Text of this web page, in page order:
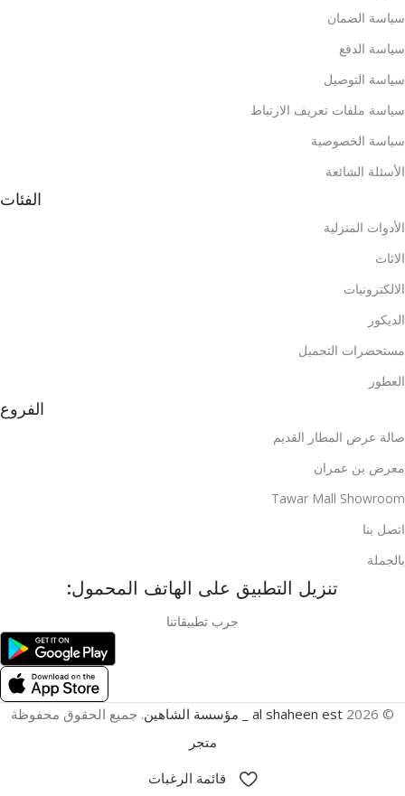
سياسة الضمان
سياسة الدفع
سياسة التوصيل
سياسة ملفات تعريف الارتباط
سياسة الخصوصية
الأسئلة الشائعة
الفئات
الأدوات المنزلية
الاثاث
الالكترونيات
الديكور
مستحضرات التجميل
العطور
الفروع
صالة عرض المطار القديم
معرض بن عمران
Tawar Mall Showroom
اتصل بنا
بالجملة
تنزيل التطبيق على الهاتف المحمول:
جرب تطبيقاتنا
© 2026 al shaheen est _ مؤسسة الشاهين
. جميع الحقوق محفوظة
متجر
قائمة الرغبات